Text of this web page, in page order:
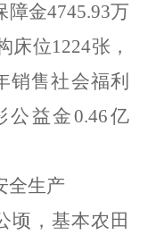
障金4745.93万
床位1224张，
销售社会福利
公益金0.46亿
全生产
顷，基本农田